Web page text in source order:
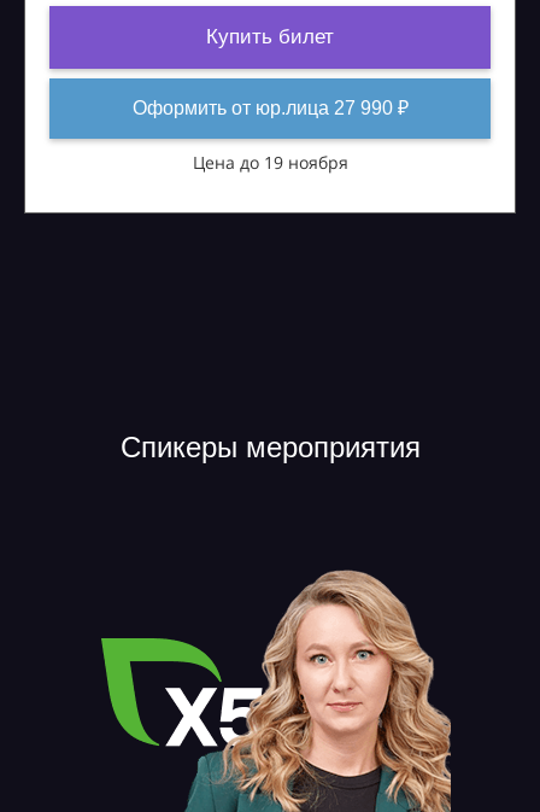
Купить билет
Оформить от юр.лица 27 990 ₽
Цена до 19 ноября
Спикеры мероприятия